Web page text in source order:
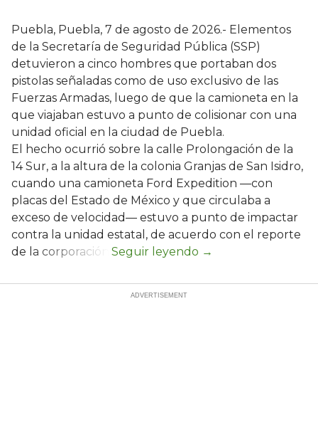
Puebla, Puebla, 7 de agosto de 2026.- Elementos
de la Secretaría de Seguridad Pública (SSP)
detuvieron a cinco hombres que portaban dos
pistolas señaladas como de uso exclusivo de las
Fuerzas Armadas, luego de que la camioneta en la
que viajaban estuvo a punto de colisionar con una
unidad oficial en la ciudad de Puebla.
El hecho ocurrió sobre la calle Prolongación de la
14 Sur, a la altura de la colonia Granjas de San Isidro,
cuando una camioneta Ford Expedition —con
placas del Estado de México y que circulaba a
exceso de velocidad— estuvo a punto de impactar
contra la unidad estatal, de acuerdo con el reporte
de la corporación.